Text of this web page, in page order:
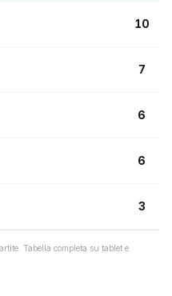
10
7
6
6
3
Tabella completa su tablet e